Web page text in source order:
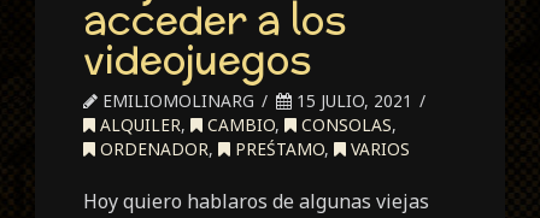
acceder a los
videojuegos
EMILIOMOLINARG
15 JULIO, 2021
ALQUILER, CAMBIO, CONSOLAS,
ORDENADOR, PREŚTAMO, VARIOS
Hoy quiero hablaros de algunas viejas